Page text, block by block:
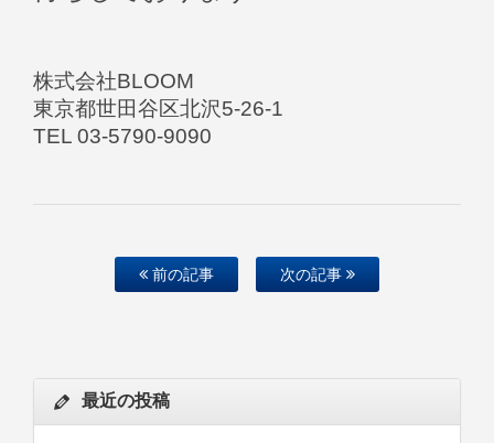
株式会社BLOOM
東京都世田谷区北沢5-26-1
TEL 03-5790-9090
前の記事 次の記事
最近の投稿